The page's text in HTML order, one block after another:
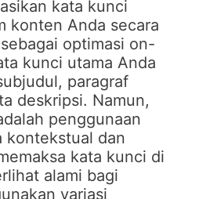
kata kunci
konten Anda secara
optimasi on-
kunci utama Anda
paragraf
deskripsi. Namun,
penggunaan
kontekstual dan
kata kunci di
alami bagi
variasi